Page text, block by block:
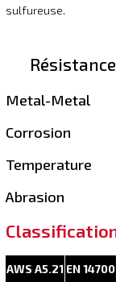
sulfureuse.
Metal-Metal
Corrosion
Temperature
Abrasion
AWS A5.21 EN 14700